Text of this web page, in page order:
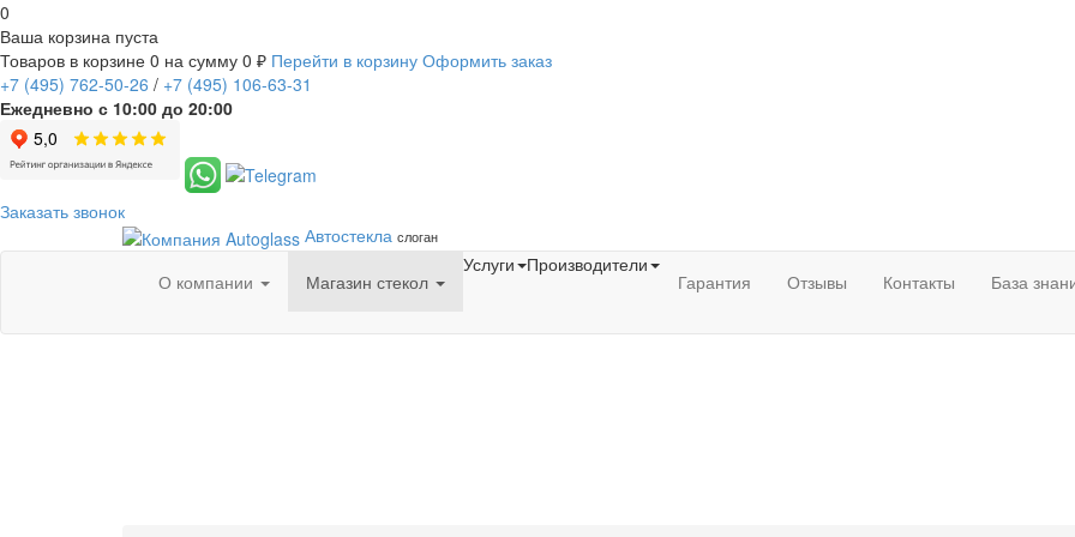
0
Ваша корзина пуста
Товаров в корзине 0 на сумму 0 ₽ Перейти в корзину Оформить заказ
+7 (495) 762-50-26 / +7 (495) 106-63-31
Ежедневно с 10:00 до 20:00
Заказать звонок
Автостекла слоган
О компании Магазин стекол
Услуги Производители
Гарантия Отзывы Контакты База